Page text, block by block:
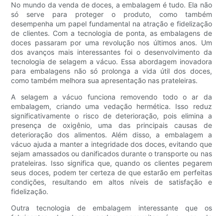
No mundo da venda de doces, a embalagem é tudo. Ela não
só serve para proteger o produto, como também
desempenha um papel fundamental na atração e fidelização
de clientes. Com a tecnologia de ponta, as embalagens de
doces passaram por uma revolução nos últimos anos. Um
dos avanços mais interessantes foi o desenvolvimento da
tecnologia de selagem a vácuo. Essa abordagem inovadora
para embalagens não só prolonga a vida útil dos doces,
como também melhora sua apresentação nas prateleiras.
A selagem a vácuo funciona removendo todo o ar da
embalagem, criando uma vedação hermética. Isso reduz
significativamente o risco de deterioração, pois elimina a
presença de oxigênio, uma das principais causas de
deterioração dos alimentos. Além disso, a embalagem a
vácuo ajuda a manter a integridade dos doces, evitando que
sejam amassados ​​ou danificados durante o transporte ou nas
prateleiras. Isso significa que, quando os clientes pegarem
seus doces, podem ter certeza de que estarão em perfeitas
condições, resultando em altos níveis de satisfação e
fidelização.
Outra tecnologia de embalagem interessante que os